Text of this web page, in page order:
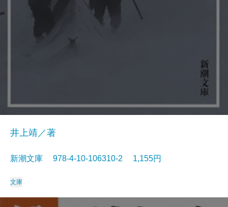
井上靖／著
新潮文庫 978-4-10-106310-2 1,155円
文庫